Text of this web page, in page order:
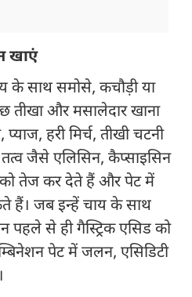
खाएं
के साथ समोसे, कचौड़ी या
तीखा और मसालेदार खाना
हरी मिर्च, तीखी चटनी
जैसे एलिसिन, कैप्साइसिन
तेज कर देते हैं और पेट में
हैं। जब इन्हें चाय के साथ
पहले से ही गैस्ट्रिक एसिड को
पेट में जलन, एसिडिटी